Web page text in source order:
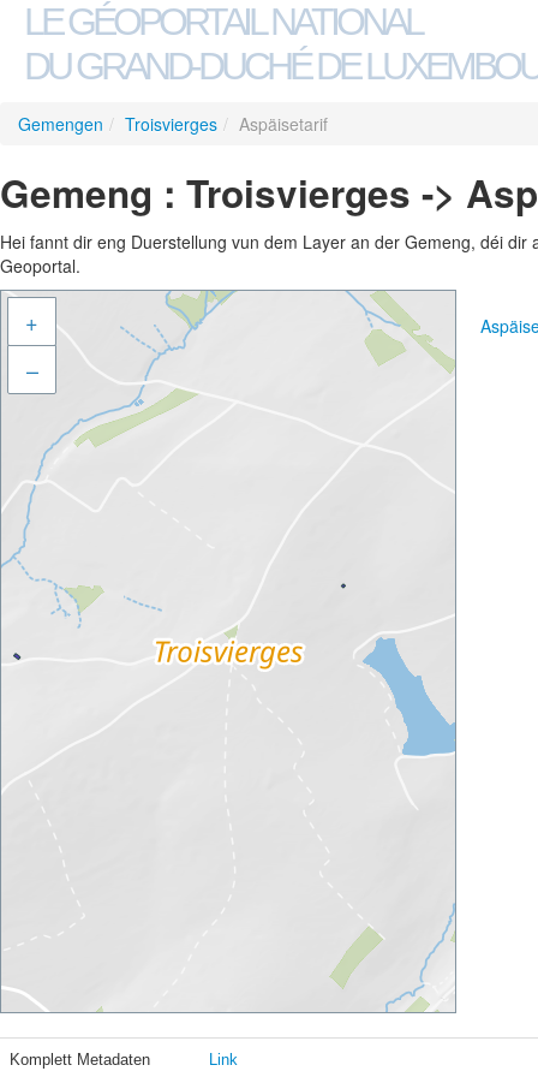
LE GÉOPORTAIL NATIONAL
DU GRAND-DUCHÉ DE
Gemengen / Troisvierges / Aspäisetarif
Gemeng : Troisvierges ->
Hei fannt dir eng Duerstellung vun dem Layer an der Gemeng, déi
Geoportal.
+
–
Komplett Metadaten Link